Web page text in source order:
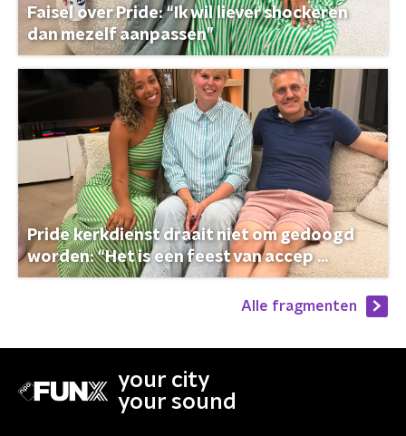
Faisel over Pride: “Ik wil liever shockeren
dan mezelf aanpassen”
Pride kerkdienst draait niet om gedoogd
worden: “Het is een feest van accep ...
Alle fragmenten
your city
your sound